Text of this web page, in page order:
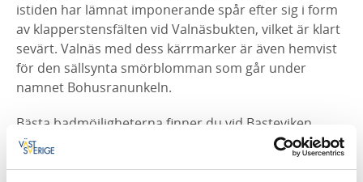
istiden har lämnat imponerande spår efter sig i form
av klapperstensfälten vid Valnäsbukten, vilket är klart
sevärt. Valnäs med dess kärrmarker är även hemvist
för den sällsynta smörblomman som går under
namnet Bohusranunkeln.
Bästa badmöjligheterna finner du vid Basteviken,
Norrvikarna och Hasslevikarna. Från fyrarna på
Högen, Kosters högsta punkt, bjuds en hänförande